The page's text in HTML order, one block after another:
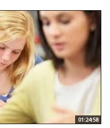
01:24:58